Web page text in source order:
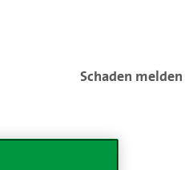
Schaden melden